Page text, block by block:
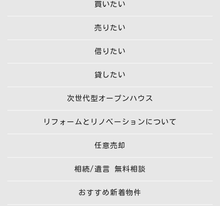
買いたい
売りたい
借りたい
貸したい
次世代型オープンハウス
リフォームとリノベーションについて
任意売却
相続/遺言 無料相談
おすすめ新着物件